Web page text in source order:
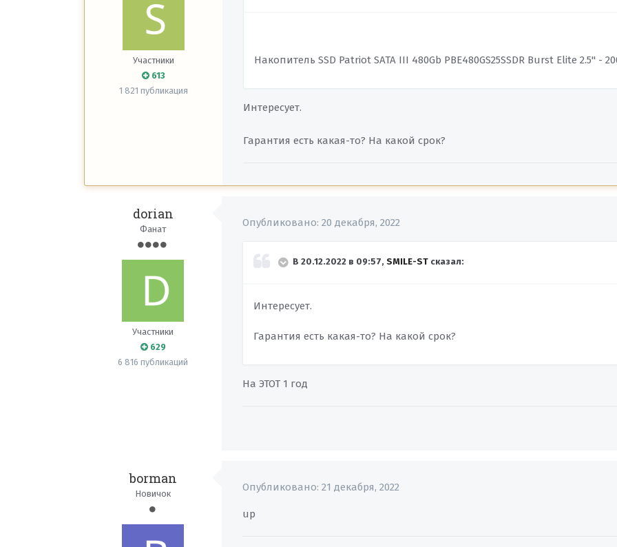
Участники
613
1 821 публикация
Накопитель SSD Patriot SATA III 480Gb PBE480GS25SSDR Burst Elite 2.5" -
Интересует.
Гарантия есть какая-то? На какой срок?
dorian
Фанат
Участники
629
6 816 публикаций
Опубликовано:20 декабря, 2022
В 20.12.2022 в 09:57,SMILE-ST сказал:
Интересует.
Гарантия есть какая-то? На какой срок?
На ЭТОТ 1 год
borman
Новичок
Опубликовано:21 декабря, 2022
up